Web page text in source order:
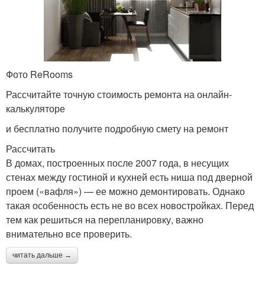
Фото ReRooms
Рассчитайте точную стоимость ремонта на онлайн-
калькуляторе
и бесплатно получите подробную смету на ремонт
Рассчитать
В домах, построенных после 2007 года, в несущих
стенах между гостиной и кухней есть ниша под дверной
проем («вафля») — ее можно демонтировать. Однако
такая особенность есть не во всех новостройках. Перед
тем как решиться на перепланировку, важно
внимательно все проверить.
читать дальше →